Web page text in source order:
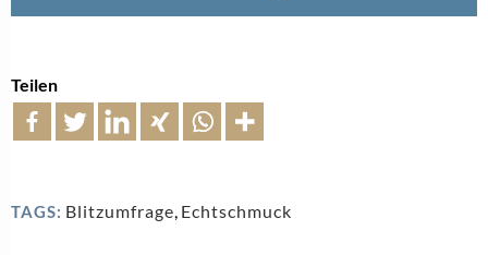
Teilen
TAGS: Blitzumfrage, Echtschmuck